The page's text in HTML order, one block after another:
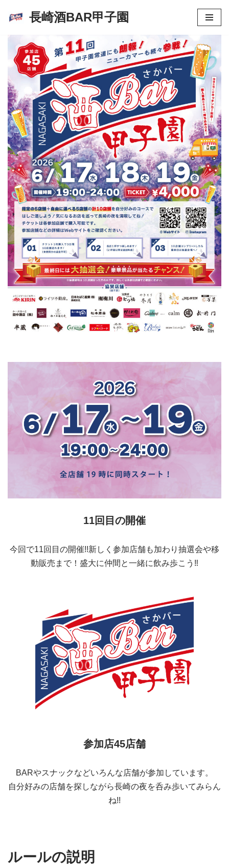
テ
ツ
へ
ス
キ
ッ
プ
長崎酒BAR甲子園
11回目の開催
今回で11回目の開催!!新しく参加店舗も加わり抽選会や移
動販売まで！盛大に仲間と一緒に飲み歩こう‼
参加店45店舗
BARやスナックなどいろんな店舗が参加しています。
自分好みの店舗を探しながら長崎の夜を呑み歩いてみらん
ね!!
ルールの説明